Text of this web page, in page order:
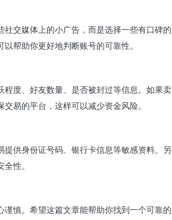
交媒体上的小广告，而是选择一些有口碑的
帮助你更好地判断账号的可靠性。
度、好友数量、是否被封过等信息。如果卖
易的平台，这样可以减少资金风险。
供身份证号码、银行卡信息等敏感资料。另
性。
慎。希望这篇文章能帮助你找到一个可靠的